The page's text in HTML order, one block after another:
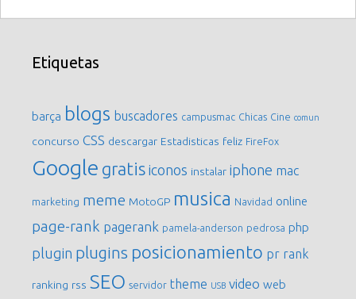
Etiquetas
barça blogs buscadores campusmac Chicas Cine comun
concurso CSS descargar Estadisticas feliz FireFox
Google gratis iconos instalar iphone mac
marketing meme MotoGP musica Navidad online
page-rank pagerank pamela-anderson pedrosa php
plugin plugins posicionamiento pr rank
ranking rss SEO servidor theme USB video web